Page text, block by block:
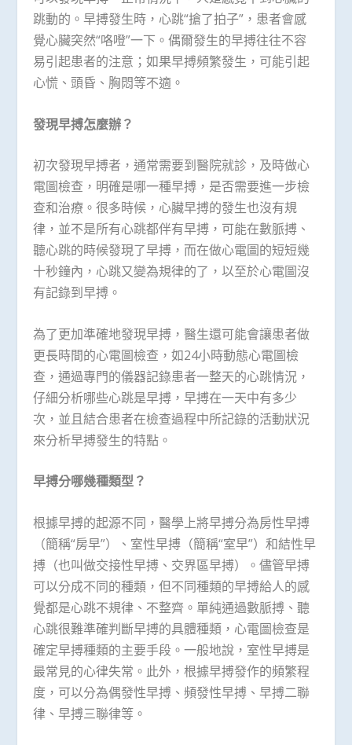
跳動的。早搏發生時，心跳“搶了拍子”，患者會感
覺心臟突然“咯噔”一下。偶爾發生的早搏往往不容
易引起患者的注意；如果早搏頻繁發生，可能引起
心慌、頭昏、胸悶等不適。
發現早搏怎麼辦？
初次發現早搏者，通常需要到醫院就診，及時做心
電圖檢查，明確是哪一種早搏，是否需要進一步檢
查和治療。很多時候，心臟早搏的發生也沒有規
律，並不是所有心跳都伴有早搏，可能在數脈搏、
聽心跳的時候發現了早搏，而在做心電圖的短短幾
十秒鐘內，心跳又變為規律的了，以至於心電圖沒
有記錄到早搏。
為了更加準確地發現早搏，醫生還可能會讓患者做
更長時間的心電圖檢查，如24小時動態心電圖檢
查，通過專門的儀器記錄患者一整天的心跳情況，
仔細分析哪些心跳是早搏，早搏在一天中有多少
次，並且結合患者在檢查過程中所記錄的活動狀況
來分析早搏發生的特點。
早搏分哪幾種類型？
根據早搏的起源不同，醫學上將早搏分為房性早搏
（簡稱“房早”）、室性早搏（簡稱“室早”）和結性早
搏（也叫做交接性早搏、交界區早搏）。儘管早搏
可以分成不同的種類，但不同種類的早搏給人的感
覺都是心跳不規律、不整齊。單純通過數脈搏、聽
心跳很難準確判斷早搏的具體種類，心電圖檢查是
確定早搏種類的主要手段。一般地說，室性早搏是
最常見的心律失常。此外，根據早搏發作的頻繁程
度，可以分為偶發性早搏、頻發性早搏、早搏二聯
律、早搏三聯律等。